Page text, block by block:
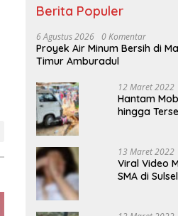
Berita Populer
6 Agustus 2026 0 Komentar
Proyek Air Minum Bersih di
Timur Amburadul
12 Maret 2022
Hantam
hingga
Sumenep
13 Maret 2022
Viral Video
SMA di